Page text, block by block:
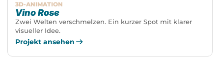
3D-ANIMATION
Vino Rose
Zwei Welten verschmelzen. Ein kurzer Spot mit klarer
visueller Idee.
Projekt ansehen